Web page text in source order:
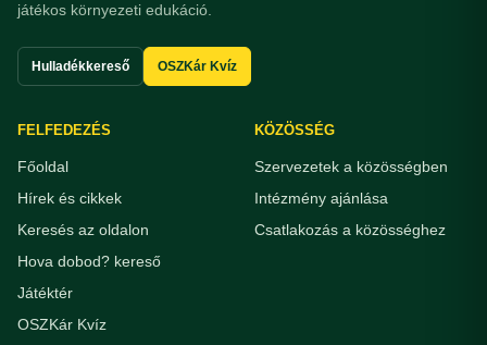
játékos környezeti edukáció.
Hulladékkereső OSZKár Kvíz
FELFEDEZÉS
Főoldal
Hírek és cikkek
Keresés az oldalon
Hova dobod? kereső
Játéktér
OSZKár Kvíz
KÖZÖSSÉG
Szervezetek a közösségben
Intézmény ajánlása
Csatlakozás a közösséghez